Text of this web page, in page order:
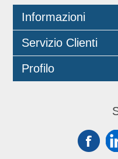
Informazioni
Servizio Clienti
Profilo